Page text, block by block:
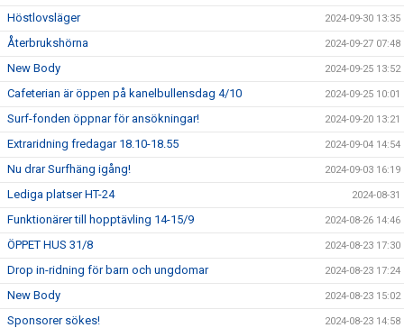
Höstlovsläger 2024-09-30 13:35
Återbrukshörna 2024-09-27 07:48
New Body 2024-09-25 13:52
Cafeterian är öppen på kanelbullensdag 4/10 2024-09-25 10:01
Surf-fonden öppnar för ansökningar! 2024-09-20 13:21
Extraridning fredagar 18.10-18.55 2024-09-04 14:54
Nu drar Surfhäng igång! 2024-09-03 16:19
Lediga platser HT-24 2024-08-31
Funktionärer till hopptävling 14-15/9 2024-08-26 14:46
ÖPPET HUS 31/8 2024-08-23 17:30
Drop in-ridning för barn och ungdomar 2024-08-23 17:24
New Body 2024-08-23 15:02
Sponsorer sökes! 2024-08-23 14:58